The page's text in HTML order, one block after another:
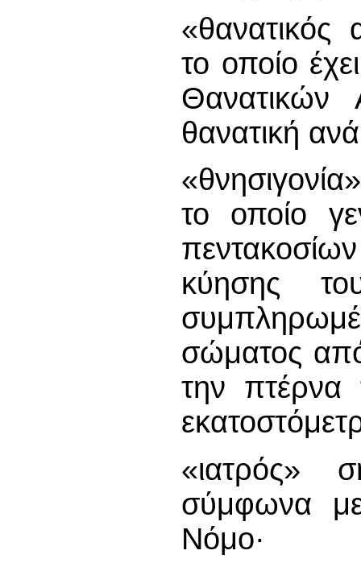
«θανατικός
το οποίο
Θανατικών
θανατική
το οποίο
κύησης
σώματος
την πτέρνα
«ιατρός»
σύμφωνα
Νόμο·